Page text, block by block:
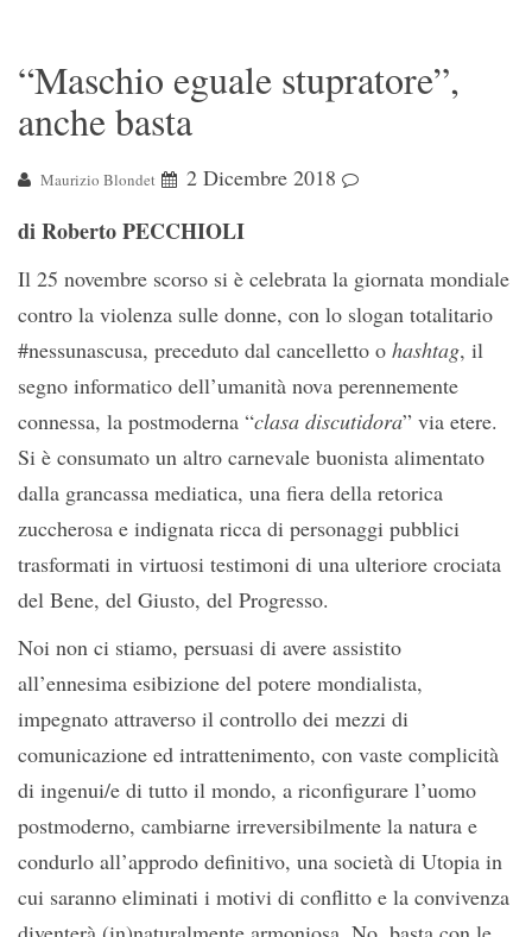
“Maschio eguale stupratore”,
anche basta
Maurizio Blondet 2 Dicembre 2018
di Roberto PECCHIOLI
Il 25 novembre scorso si è celebrata la giornata mondiale
contro la violenza sulle donne, con lo slogan totalitario
#nessunascusa, preceduto dal cancelletto o hashtag, il
segno informatico dell’umanità nova perennemente
connessa, la postmoderna “clasa discutidora” via etere.
Si è consumato un altro carnevale buonista alimentato
dalla grancassa mediatica, una fiera della retorica
zuccherosa e indignata ricca di personaggi pubblici
trasformati in virtuosi testimoni di una ulteriore crociata
del Bene, del Giusto, del Progresso.
Noi non ci stiamo, persuasi di avere assistito
all’ennesima esibizione del potere mondialista,
impegnato attraverso il controllo dei mezzi di
comunicazione ed intrattenimento, con vaste complicità
di ingenui/e di tutto il mondo, a riconfigurare l’uomo
postmoderno, cambiarne irreversibilmente la natura e
condurlo all’approdo definitivo, una società di Utopia in
cui saranno eliminati i motivi di conflitto e la convivenza